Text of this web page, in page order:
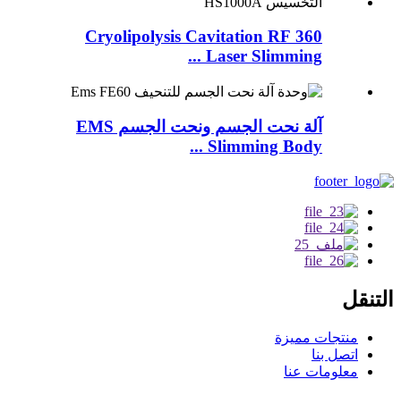
360 Cryolipolysis Cavitation RF
Laser Slimming ...
آلة نحت الجسم ونحت الجسم EMS
Slimming Body ...
التنقل
منتجات مميزة
اتصل بنا
معلومات عنا